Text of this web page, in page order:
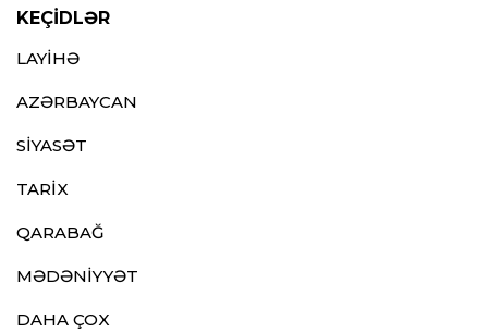
KEÇİDLƏR
LAYİHƏ
AZƏRBAYCAN
SİYASƏT
TARİX
QARABAĞ
MƏDƏNİYYƏT
DAHA ÇOX